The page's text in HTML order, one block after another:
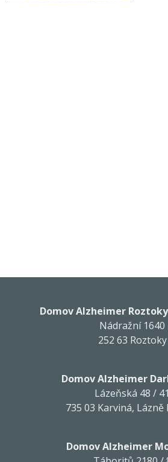
Domov Alzheimer
Nádražní 1640
252 63 Roztoky
Domov Alzheimer
Lázeňská 48 / 41
735 03 Karviná, Lázně
Domov Alzheimer